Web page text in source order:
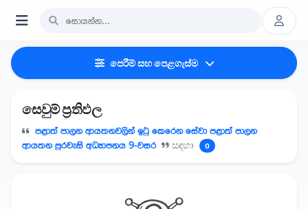
පෙරීම් සහ පෙළගැස්ම
සෙවුම් ප්‍රතිඵල
පළාත් පාලන ආයතනවලින් ඉටු කෙරෙන සේවා පළාත් පාලන
ආයතන පුරවැසි අධ්‍යාපනය 9-වසර
සඳහා 0